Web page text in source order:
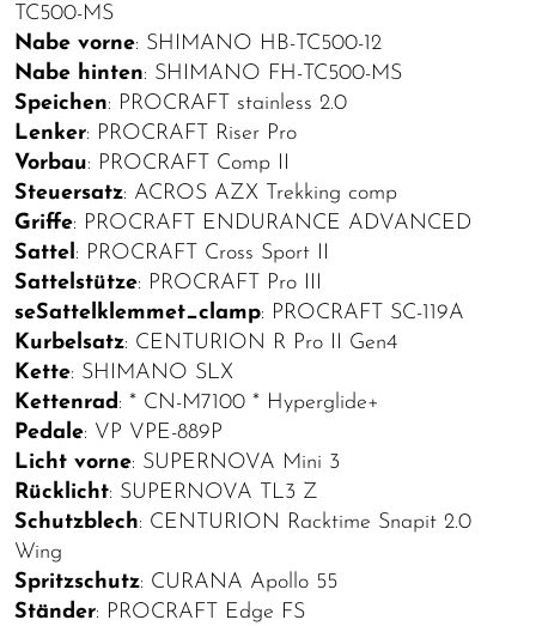
TC500-MS
Nabe vorne: SHIMANO HB-TC500-12
Nabe hinten: SHIMANO FH-TC500-MS
Speichen: PROCRAFT stainless 2.0
Lenker: PROCRAFT Riser Pro
Vorbau: PROCRAFT Comp II
Steuersatz: ACROS AZX Trekking comp
Griffe: PROCRAFT ENDURANCE ADVANCED
Sattel : PROCRAFT Cross Sport II
Sattelstütze: PROCRAFT Pro III
seSattelklemmet_clamp: PROCRAFT SC-119A
Kurbelsatz: CENTURION R Pro II Gen4
Kette: SHIMANO SLX
Kettenrad : * CN-M7100 * Hyperglide+
Pedale: VP VPE-889P
Licht vorne: SUPERNOVA Mini 3
Rücklicht: SUPERNOVA TL3 Z
Schutzblech: CENTURION Racktime Snapit 2.0
Wing
Spritzschutz: CURANA Apollo 55
Ständer: PROCRAFT Edge FS